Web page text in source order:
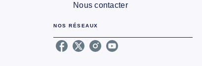
Nous contacter
NOS RÉSEAUX